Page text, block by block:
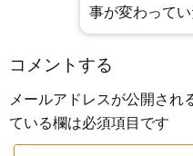
事が変わってい
コメントする
メールアドレスが公開され
ている欄は必須項目です